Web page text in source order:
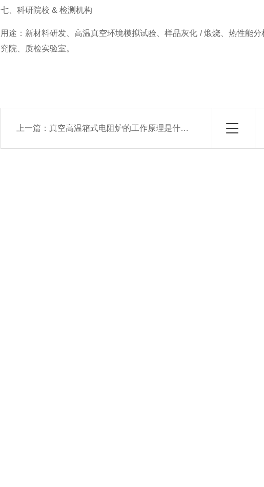
七、科研院校 & 检测机构
用途：新材料研发、高温真空环境模拟试验、样品灰化 / 煅烧、热性能
究院、质检实验室。
上一篇：真空高温箱式电阻炉的工作原理是什么？